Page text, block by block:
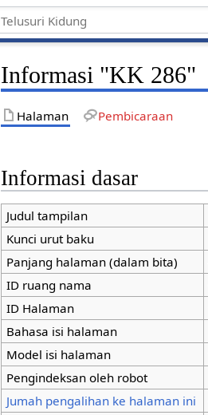
Informasi "KK 286"
Halaman Pembicaraan
Informasi dasar
Judul tampilan
Kunci urut baku
Panjang halaman (dalam bita)
ID ruang nama
ID Halaman
Bahasa isi halaman
Model isi halaman
Pengindeksan oleh robot
Jumah pengalihan ke halaman ini